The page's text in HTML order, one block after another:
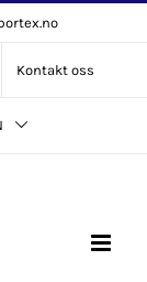
Kontakt oss